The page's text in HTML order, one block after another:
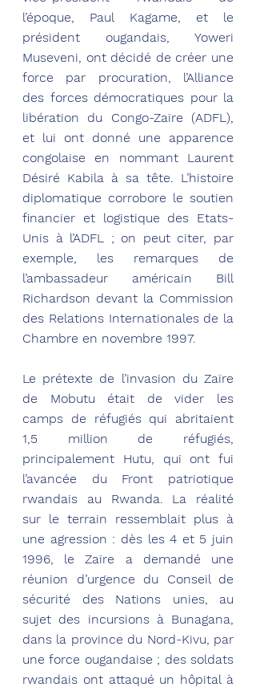
l’époque, Paul Kagame, et le
président ougandais, Yoweri
Museveni, ont décidé de créer une
force par procuration, l’Alliance
des forces démocratiques pour la
libération du Congo-Zaïre (ADFL),
et lui ont donné une apparence
congolaise en nommant Laurent
Désiré Kabila à sa tête. L’histoire
diplomatique corrobore le soutien
financier et logistique des Etats-
Unis à l’ADFL ; on peut citer, par
exemple, les remarques de
l’ambassadeur américain Bill
Richardson devant la Commission
des Relations Internationales de la
Chambre en novembre 1997.
Le prétexte de l’invasion du Zaïre
de Mobutu était de vider les
camps de réfugiés qui abritaient
1,5 million de réfugiés,
principalement Hutu, qui ont fui
l’avancée du Front patriotique
rwandais au Rwanda. La réalité
sur le terrain ressemblait plus à
une agression : dès les 4 et 5 juin
1996, le Zaïre a demandé une
réunion d’urgence du Conseil de
sécurité des Nations unies, au
sujet des incursions à Bunagana,
dans la province du Nord-Kivu, par
une force ougandaise ; des soldats
rwandais ont attaqué un hôpital à